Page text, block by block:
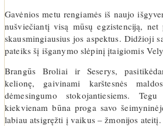
Gavėnios metu rengiamės iš naujo
nušviečiantį visą mūsų egzistenciją,
skausmingiausius jos aspektus. Didžioji
pateiks šį išganymo slėpinį įtaigiomis
Brangūs Broliai ir Seserys,
kelionę, gaivinami karštesnės
dėmesingumo stokojantiesiems.
kiekvienam būna proga savo
labiau atsigręžti į vaikus – žmonijos ateitį.